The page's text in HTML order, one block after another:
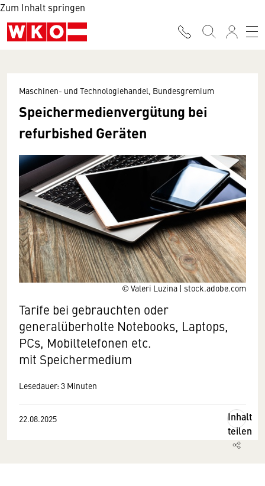
Zum Inhalt springen
© Valeri Luzina | stock.adobe.com
Maschinen- und Technologiehandel, Bundesgremium
Speichermedienvergütung bei
refurbished Geräten
Tarife bei gebrauchten oder
generalüberholte Notebooks, Laptops,
PCs, Mobiltelefonen etc.
mit Speichermedium
Lesedauer: 3 Minuten
22.08.2025
Inhalt
teilen